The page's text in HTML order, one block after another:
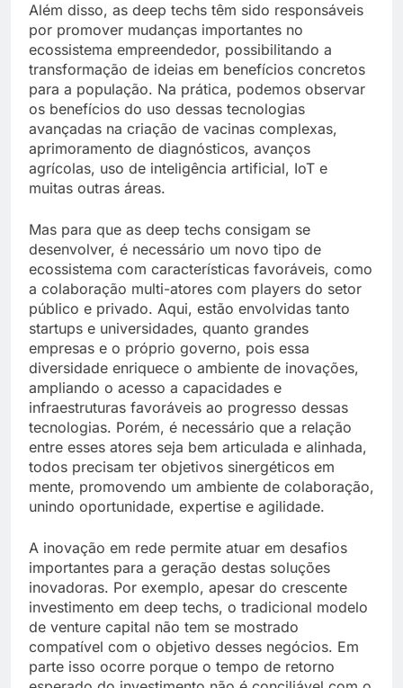
Além disso, as deep techs têm sido responsáveis
por promover mudanças importantes no
ecossistema empreendedor, possibilitando a
transformação de ideias em benefícios concretos
para a população. Na prática, podemos observar
os benefícios do uso dessas tecnologias
avançadas na criação de vacinas complexas,
aprimoramento de diagnósticos, avanços
agrícolas, uso de inteligência artificial, IoT e
muitas outras áreas.
Mas para que as deep techs consigam se
desenvolver, é necessário um novo tipo de
ecossistema com características favoráveis, como
a colaboração multi-atores com players do setor
público e privado. Aqui, estão envolvidas tanto
startups e universidades, quanto grandes
empresas e o próprio governo, pois essa
diversidade enriquece o ambiente de inovações,
ampliando o acesso a capacidades e
infraestruturas favoráveis ao progresso dessas
tecnologias. Porém, é necessário que a relação
entre esses atores seja bem articulada e alinhada,
todos precisam ter objetivos sinergéticos em
mente, promovendo um ambiente de colaboração,
unindo oportunidade, expertise e agilidade.
A inovação em rede permite atuar em desafios
importantes para a geração destas soluções
inovadoras. Por exemplo, apesar do crescente
investimento em deep techs, o tradicional modelo
de venture capital não tem se mostrado
compatível com o objetivo desses negócios. Em
parte isso ocorre porque o tempo de retorno